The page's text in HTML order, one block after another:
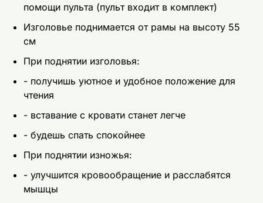
помощи пульта (пульт входит в комплект)
Изголовье поднимается от рамы на высоту 55
см
При поднятии изголовья:
- получишь уютное и удобное положение для
чтения
- вставание с кровати станет легче
- будешь спать спокойнее
При поднятии изножья:
- улучшится кровообращение и расслабятся
мышцы